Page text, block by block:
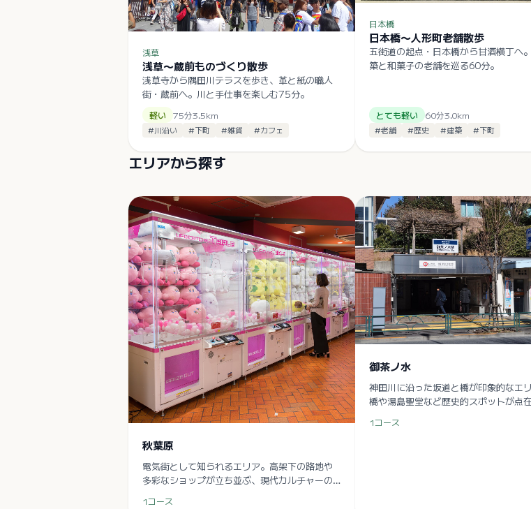
浅草
浅草〜蔵前ものづくり散歩
浅草寺から隅田川テラスを歩き、革と紙の職人
街・蔵前へ。川と手仕事を楽しむ75分。
軽い 75分3.5km
#川沿い #下町 #雑貨 #カフェ
日本橋
日本橋〜人形町老舗散歩
五街道の起点・日本橋から甘酒横丁へ
築と和菓子の老舗を巡る60分。
とても軽い 60分3.0km
#老舗 #歴史 #建築 #下町
エリアから探す
秋葉原
電気街として知られるエリア。高架下の路地や
多彩なショップが立ち並ぶ、現代カルチャーの
1コース
御茶ノ水
神田川に沿った坂道と橋が印象的なエ
橋や湯島聖堂など歴史的スポットが点
1コース